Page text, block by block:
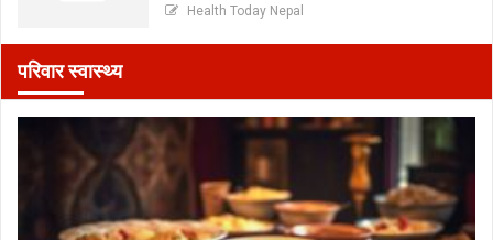
Health Today Nepal
परिवार स्वास्थ्य